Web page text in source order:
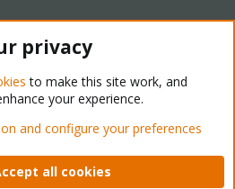
Forum - Light Mode
Privacy policy Help Home
privacy
to make this site work, and
your experience.
and configure your preferences
all cookies